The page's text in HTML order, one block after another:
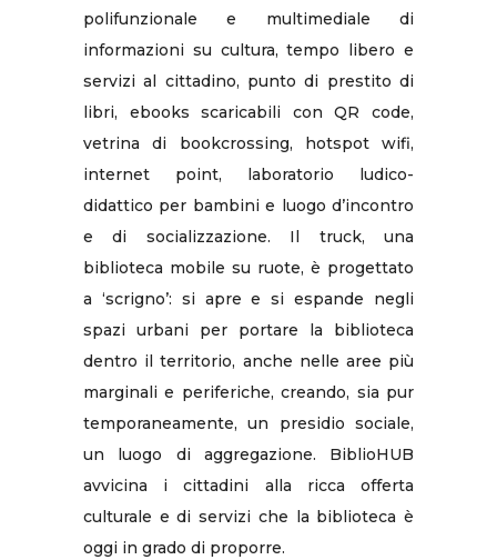
polifunzionale e multimediale di
informazioni su cultura, tempo libero e
servizi al cittadino, punto di prestito di
libri, ebooks scaricabili con QR code,
vetrina di bookcrossing, hotspot wifi,
internet point, laboratorio ludico-
didattico per bambini e luogo d’incontro
e di socializzazione. Il truck, una
biblioteca mobile su ruote, è progettato
a ‘scrigno’: si apre e si espande negli
spazi urbani per portare la biblioteca
dentro il territorio, anche nelle aree più
marginali e periferiche, creando, sia pur
temporaneamente, un presidio sociale,
un luogo di aggregazione. BiblioHUB
avvicina i cittadini alla ricca offerta
culturale e di servizi che la biblioteca è
oggi in grado di proporre.